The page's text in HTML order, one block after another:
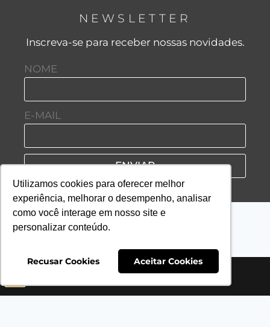
Utilizamos cookies para oferecer melhor
experiência, melhorar o desempenho, analisar
como você interage em nosso site e
personalizar conteúdo.
Recusar Cookies Aceitar Cookies
NEWSLETTER
Inscreva-se para receber nossas novidades.
NOME
E-MAIL
ENVIAR